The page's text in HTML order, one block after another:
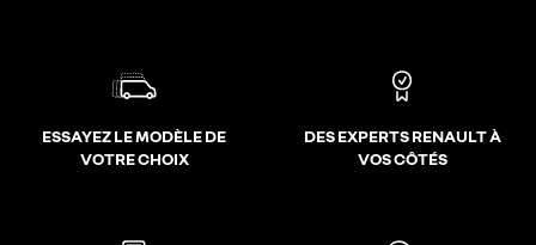
ESSAYEZ LE MODÈLE DE
VOTRE CHOIX
DES EXPERTS RENAULT À
VOS CÔTÉS